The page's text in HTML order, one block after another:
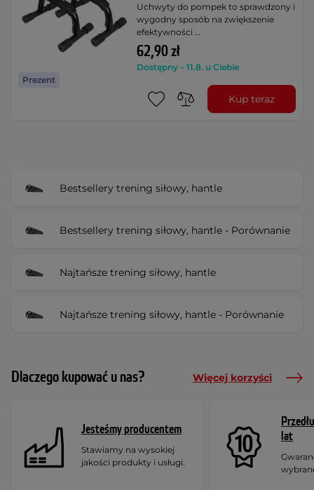
Prezent
Uchwyty do pompek to sprawdzony i
wygodny sposób na zwiększenie
efektywności …
62,90 zł
Dostępny – 11.8. u Ciebie
Kup teraz
Bestsellery trening siłowy, hantle
Bestsellery trening siłowy, hantle - Porównanie
Najtańsze trening siłowy, hantle
Najtańsze trening siłowy, hantle - Porównanie
Dlaczego kupować u nas? Więcej korzyści
Jesteśmy producentem
Stawiamy na wysokiej
jakości produkty i usługi.
lat